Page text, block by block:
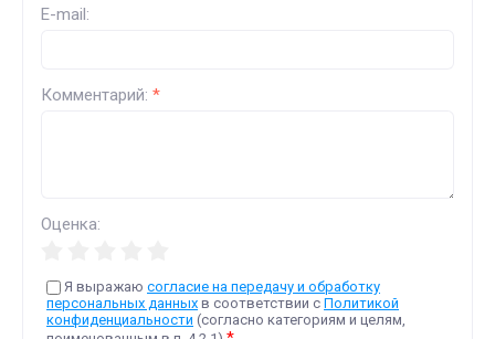
E-mail:
Комментарий: *
Оценка:
Я выражаю согласие на передачу и обработку
персональных данных в соответствии с Политикой
конфиденциальности (согласно категориям и целям,